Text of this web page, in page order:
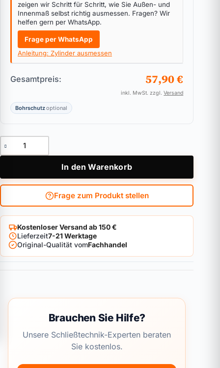
zeigen wir Schritt für Schritt, wie Sie Außen- und
Innenmaß selbst richtig ausmessen. Fragen? Wir
helfen gern per WhatsApp.
Frage per WhatsApp
Anleitung: Zylinder ausmessen
Gesamtpreis: 57,90 €
inkl. MwSt. zzgl.Versand
Bohrschutzoptional
Knaufzylinder ASSA ABLOY Zeiss IKON SK6 46 Menge
In den Warenkorb
Frage zum Produkt stellen
Kostenloser Versand ab 150 €
Lieferzeit7-21 Werktage
Original-Qualität vomFachhandel
Brauchen Sie Hilfe?
Unsere Schließtechnik-Experten beraten
Sie kostenlos.